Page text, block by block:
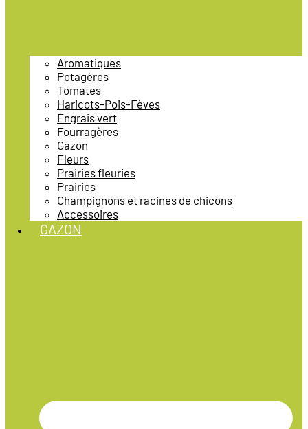
Aromatiques
Potagères
Tomates
Haricots-Pois-Fèves
Engrais vert
Fourragères
Gazon
Fleurs
Prairies fleuries
Prairies
Champignons et racines de chicons
Accessoires
GAZON